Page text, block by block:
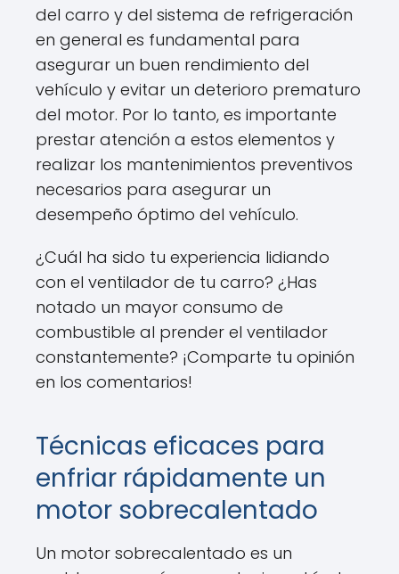
del carro y del sistema de refrigeración
en general es fundamental para
asegurar un buen rendimiento del
vehículo y evitar un deterioro prematuro
del motor. Por lo tanto, es importante
prestar atención a estos elementos y
realizar los mantenimientos preventivos
necesarios para asegurar un
desempeño óptimo del vehículo.
¿Cuál ha sido tu experiencia lidiando
con el ventilador de tu carro? ¿Has
notado un mayor consumo de
combustible al prender el ventilador
constantemente? ¡Comparte tu opinión
en los comentarios!
Técnicas eficaces para
enfriar rápidamente un
motor sobrecalentado
Un motor sobrecalentado es un